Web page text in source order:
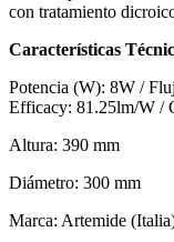
con tratamiento
Características
Potencia (W): 8W /
Efficacy: 81.25lm/W /
Altura: 390 mm
Diámetro: 300 mm
Marca: Artemide